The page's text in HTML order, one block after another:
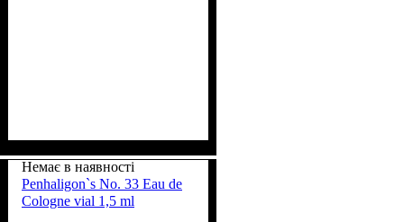
Немає в наявності
Penhaligon`s No. 33 Eau de
Cologne vial 1,5 ml